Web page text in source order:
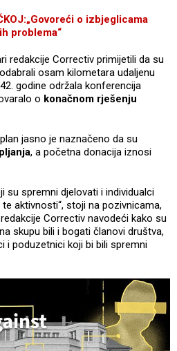
o izbjeglicama
problema“
redakcije Correctiv primijetili da su
osam kilometara udaljenu
godine održala konferencija
o konačnom rješenju
jasno je naznačeno da su
, a početna donacija iznosi
su spremni djelovati i individualci
aktivnosti“, stoji na pozivnicama,
Correctiv navodeći kako su
skupu bili i bogati članovi društva,
i poduzetnici koji bi bili spremni